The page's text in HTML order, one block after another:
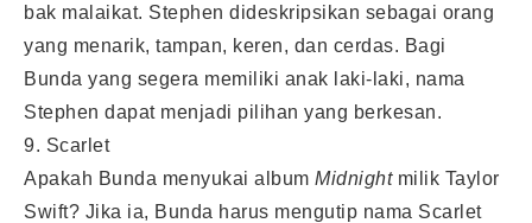
bak malaikat. Stephen dideskripsikan sebagai orang
yang menarik, tampan, keren, dan cerdas. Bagi
Bunda yang segera memiliki anak laki-laki, nama
Stephen dapat menjadi pilihan yang berkesan.
9. Scarlet
Apakah Bunda menyukai album Midnight milik Taylor
Swift? Jika ia, Bunda harus mengutip nama Scarlet